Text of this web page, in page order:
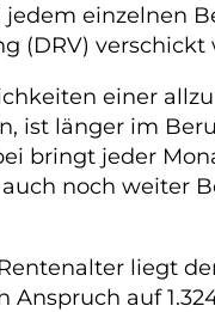
einzelnen
(DRV) verschickt
einer
ist länger im
bringt jeder
noch weiter
liegt
auf